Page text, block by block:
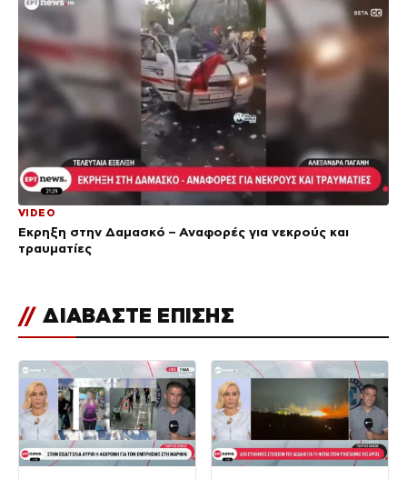
VIDEO
Έκρηξη στην Δαμασκό – Αναφορές για νεκρούς και
τραυματίες
// ΔΙΑΒΑΣΤΕ ΕΠΙΣΗΣ